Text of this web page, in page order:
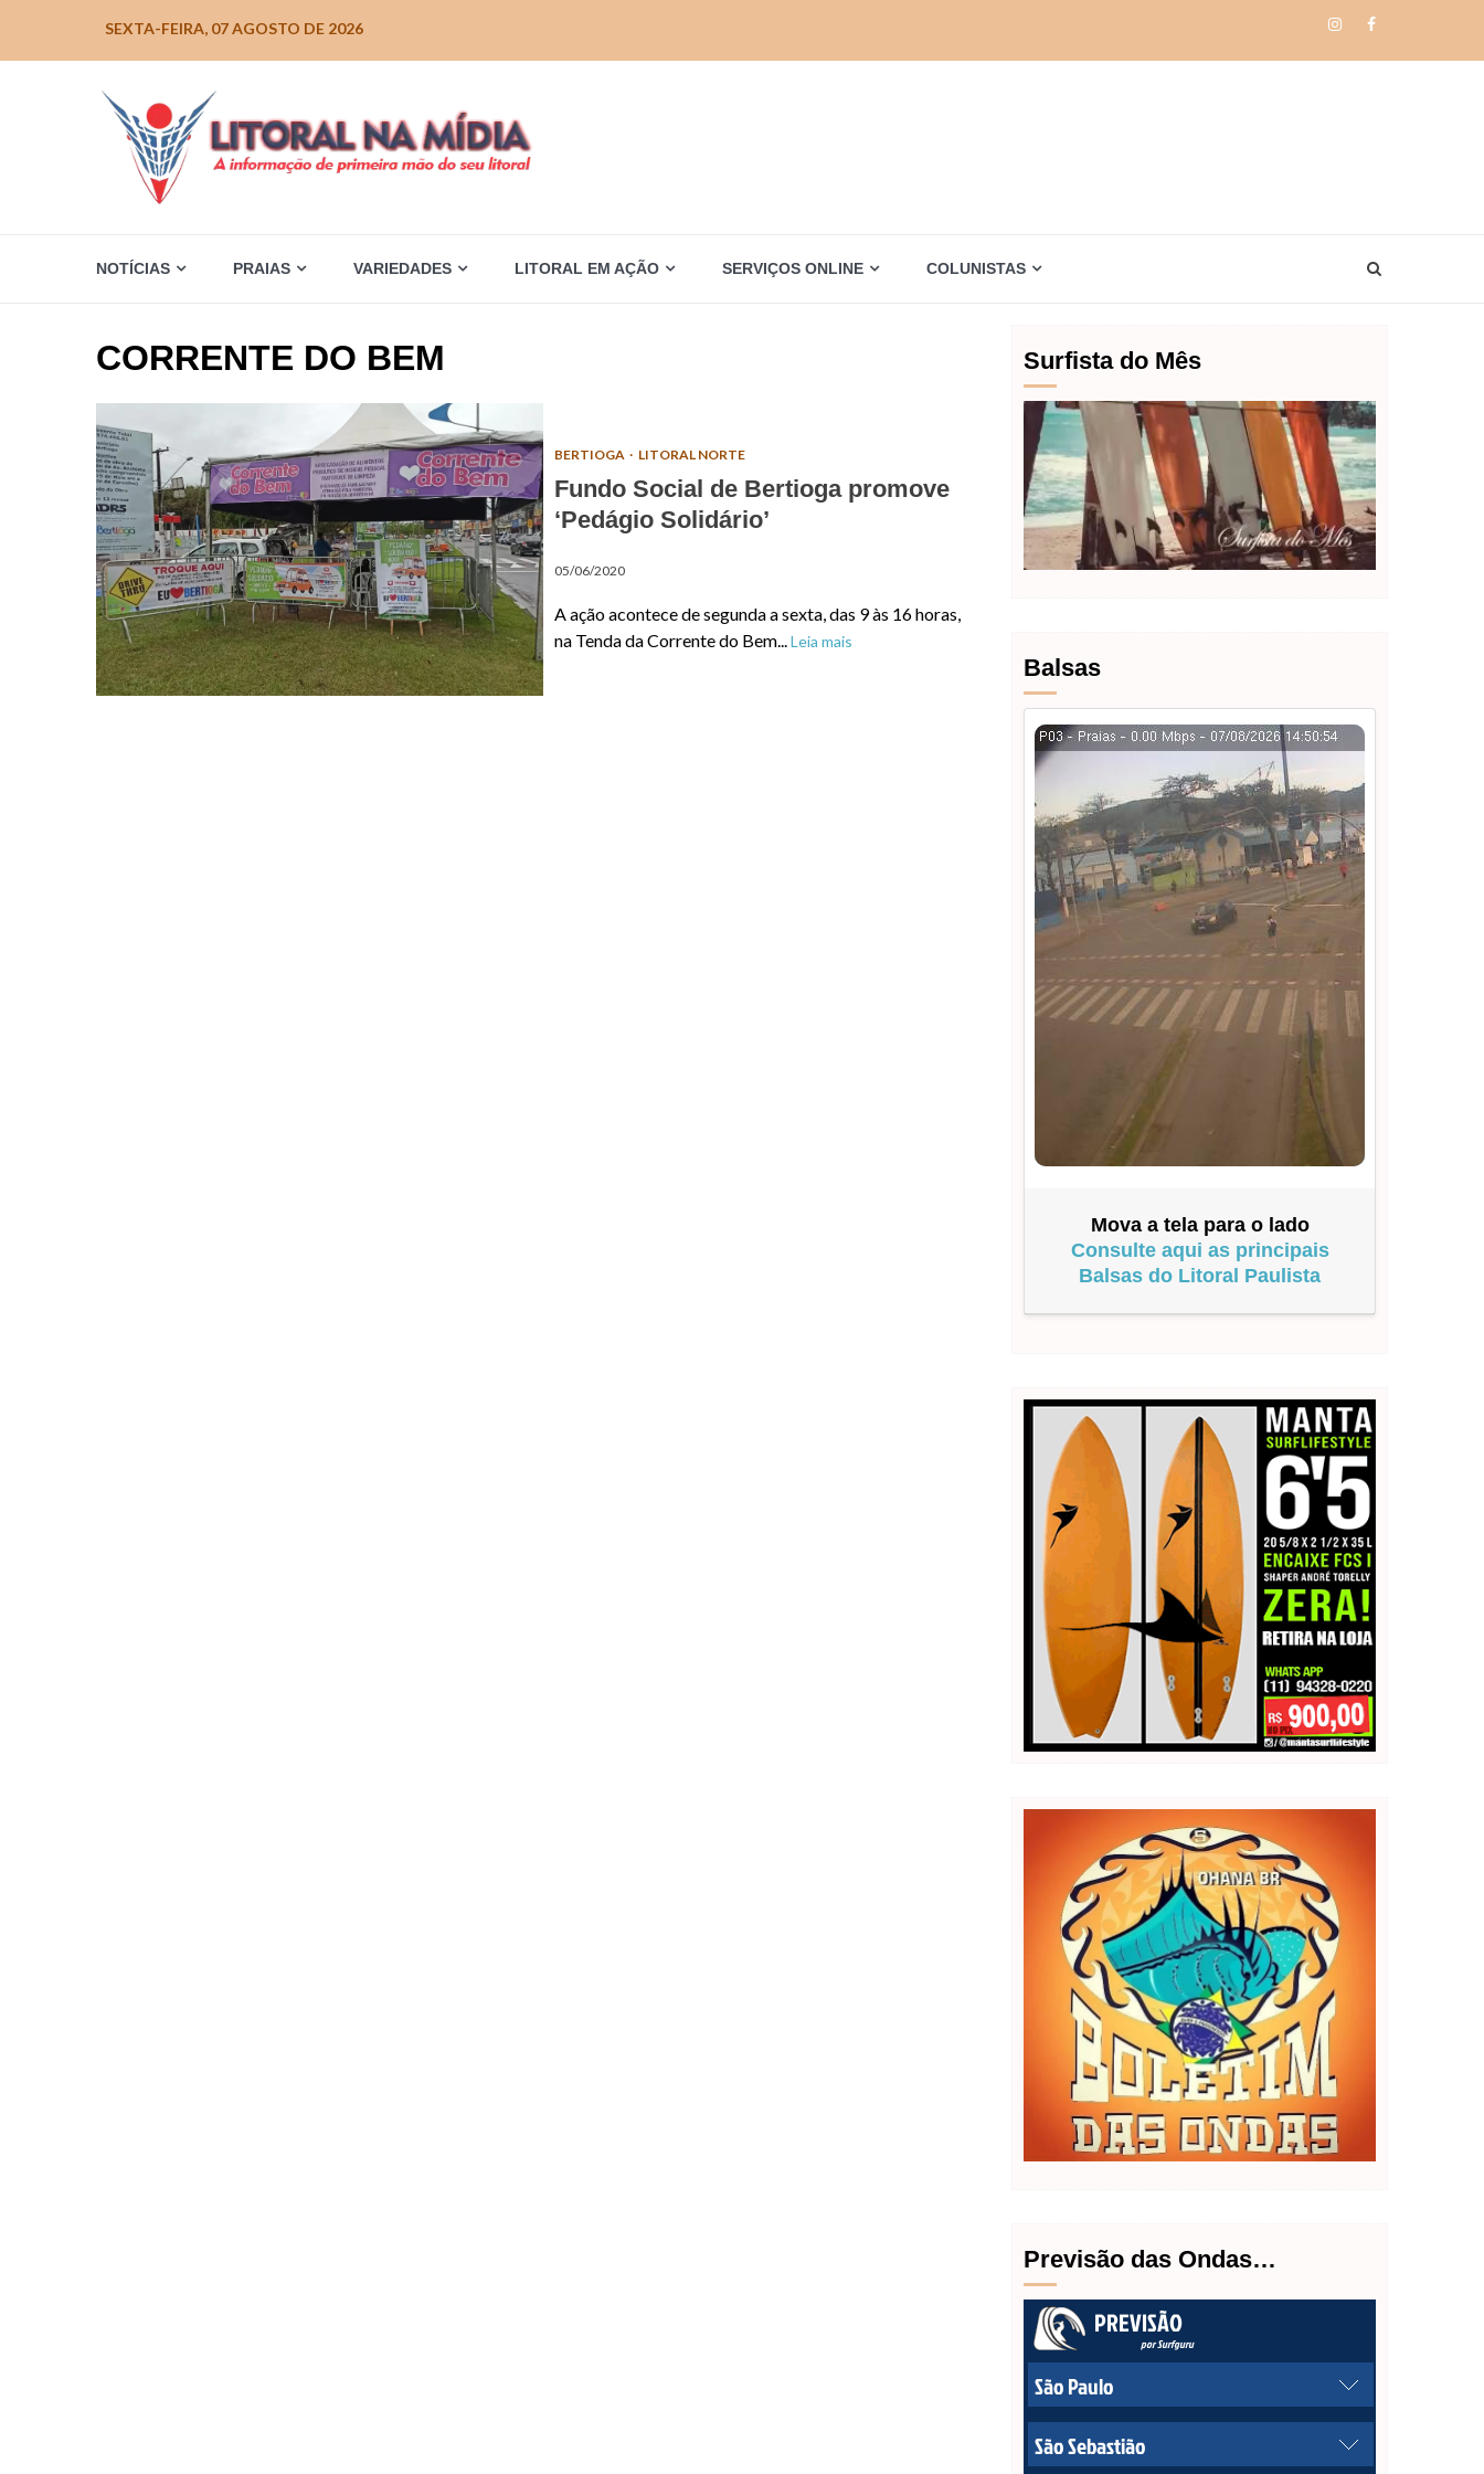
SEXTA-FEIRA, 07 AGOSTO DE 2026 InstagramFacebook
NOTÍCIAS PRAIAS VARIEDADES LITORAL EM AÇÃO SERVIÇOS ONLINE COLUNISTAS
CORRENTE DO BEM
BERTIOGA LITORAL NORTE
Fundo Social de Bertioga promove
‘Pedágio Solidário’
05/06/2020
A ação acontece de segunda a sexta, das 9 às 16 horas,
na Tenda da Corrente do Bem... Leia mais
Surfista do Mês
Balsas
Mova a tela para o lado
Consulte aqui as principais
Balsas do Litoral Paulista
Previsão das Ondas…